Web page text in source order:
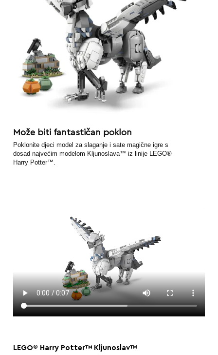
Može biti fantastičan poklon
Poklonite djeci model za slaganje i sate magične igre s
dosad najvećim modelom Kljunoslava™ iz linije LEGO®
Harry Potter™.
LEGO® Harry Potter™ Kljunoslav™